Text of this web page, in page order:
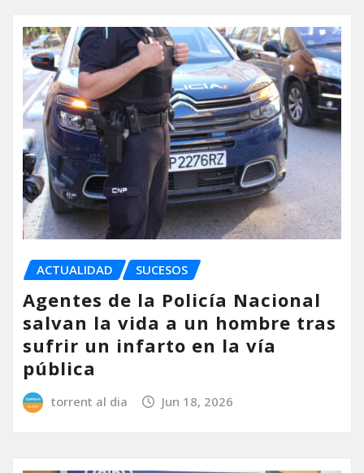
ACTUALIDAD SUCESOS
Agentes de la Policía Nacional
salvan la vida a un hombre tras
sufrir un infarto en la vía
pública
torrent al dia Jun 18, 2026